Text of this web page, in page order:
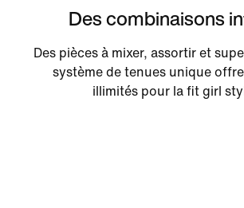
Des combinaisons
Des pièces à mixer, assortir et
système de tenues unique
illimités pour la fit girl